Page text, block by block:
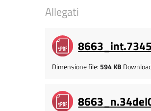
Allegati
Dimensione file:594 KB